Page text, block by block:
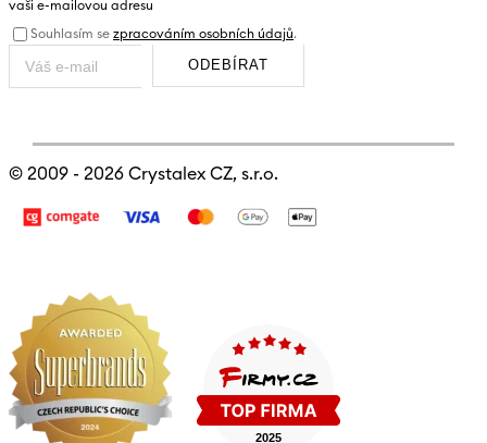
vaši e-mailovou adresu
Souhlasím se zpracováním osobních údajů.
ODEBÍRAT
© 2009 - 2026 Crystalex CZ, s.r.o.